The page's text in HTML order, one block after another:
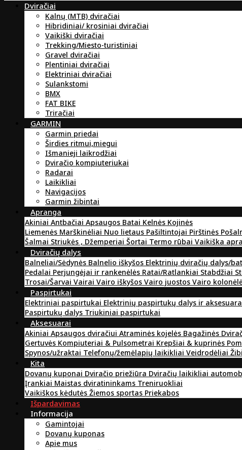
Dviračiai
Kalnų (MTB) dviračiai
Hibridiniai/ krosiniai dviračiai
Vaikiški dviračiai
Trekking/Miesto-turistiniai
Gravel dviračiai
Plentiniai dviračiai
Elektriniai dviračiai
Sulankstomi
BMX
FAT BIKE
Triračiai
GARMIN
Garmin priedai
Širdies ritmui,miegui
Išmanieji laikrodžiai
Dviračio kompiuteriukai
Radarai
Laikikliai
Navigacijos
Garmin žibintai
Apranga
Akiniai Antbačiai Apsaugos Batai Kelnės Kojinės
Liemenės Marškinėliai Nuo lietaus Pašiltintojai Pirštinės
Šalmai Striukės , Džemperiai Šortai Termo rūbai Vaikiška
Dviračių dalys
Balneliai/Sėdynės Balnelio iškyšos Elektrinių dviračių dalys/
Pedalai Perjungėjai ir rankenėlės Ratai/Ratlankiai Stabdžiai
Trosai/Šarvai Vairai Vairo iškyšos Vairo juostos Vairo
Paspirtukai
Elektriniai paspirtukai Elektrinių paspirtukų dalys ir
Paspirtukų dalys Triukiniai paspirtukai
Aksesuarai
Akiniai Apsaugos dviračiui Atraminės kojelės Bagažinės
Gertuvės Kompiuteriai & Pulsometrai Krepšiai & kuprinės
Spynos/užraktai Telefonų/žemėlapių laikikliai Veidrodėliai
Kita
Dovanų kuponai Dviračio priežiūra Dviračių laikikliai
Įrankiai Maistas dviratininkams Treniruokliai
Vaikiškos kėdutės Žiemos sportas Priekabos
Išpardavimas
Informacija
Gamintojai
Dovanų kuponas
Apie mus